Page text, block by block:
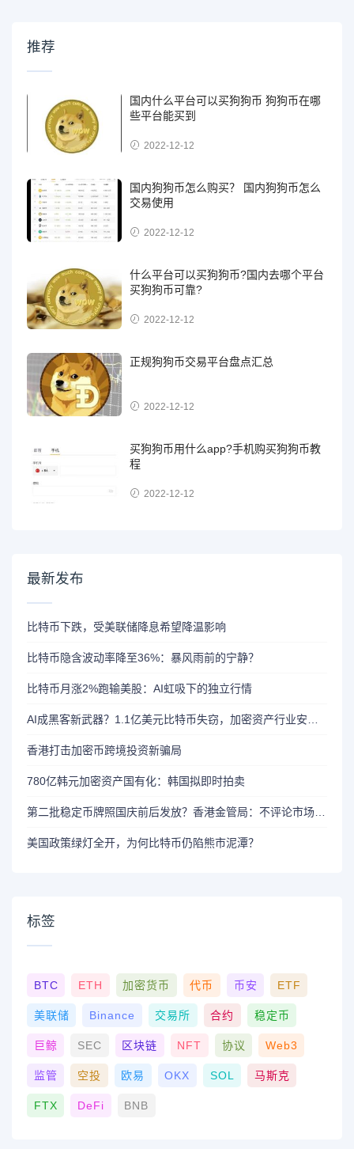
推荐
国内什么平台可以买狗狗币 狗狗币在哪
些平台能买到
2022-12-12
国内狗狗币怎么购买？ 国内狗狗币怎么
交易使用
2022-12-12
什么平台可以买狗狗币?国内去哪个平台
买狗狗币可靠?
2022-12-12
正规狗狗币交易平台盘点汇总
2022-12-12
买狗狗币用什么app?手机购买狗狗币教
程
2022-12-12
最新发布
比特币下跌，受美联储降息希望降温影响
比特币隐含波动率降至36%：暴风雨前的宁静？
比特币月涨2%跑输美股：AI虹吸下的独立行情
香港打击加密币跨境投资新骗局
780亿韩元加密资产国有化：韩国拟即时拍卖
美国政策绿灯全开，为何比特币仍陷熊市泥潭？
标签
BTC ETH 加密货币 代币 币安 ETF
美联储 Binance 交易所 合约 稳定币
巨鲸 SEC 区块链 NFT 协议 Web3
监管 空投 欧易 OKX SOL 马斯克
FTX DeFi BNB